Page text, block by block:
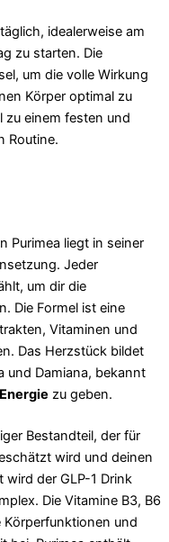
idealerweise am
zu starten. Die
um die volle Wirkung
Körper optimal zu
zu einem festen und
Routine.
Purimea liegt in seiner
Jeder
um dir die
Die Formel ist eine
Vitaminen und
Das Herzstück bildet
und Damiana, bekannt
Energie zu geben.
Bestandteil, der für
wird und deinen
der GLP-1 Drink
Die Vitamine B3, B6
Körperfunktionen und